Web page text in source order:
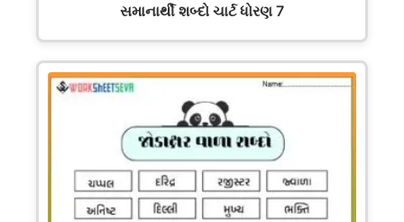
સમાનાર્થી શબ્દો ચાર્ટ ધોરણ 7